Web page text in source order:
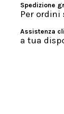
Spedizione
Per ordini
Assistenza
a tua